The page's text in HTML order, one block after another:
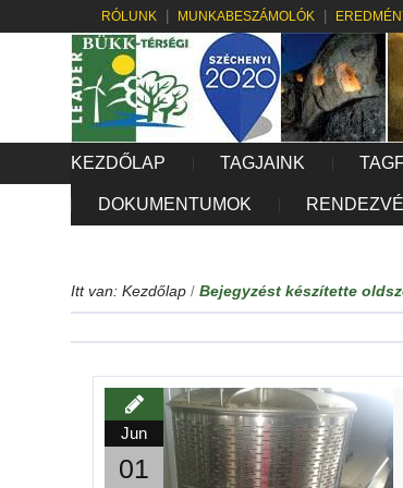
RÓLUNK MUNKABESZÁMOLÓK
KEZDŐLAP TAGJAINK
DOKUMENTUMOK
Itt van: Kezdőlap / Bejegyzést készítette
Jun
01